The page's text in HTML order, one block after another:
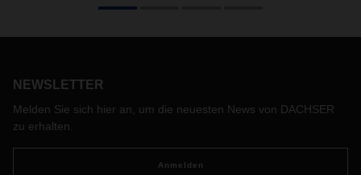
NEWSLETTER
Melden Sie sich hier an, um die neuesten News von DACHSER
zu erhalten.
Anmelden